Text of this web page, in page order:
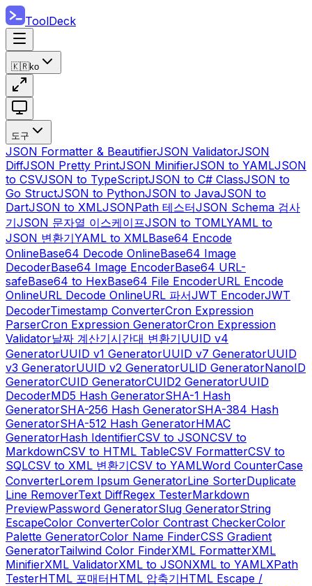
ToolDeck
🇰🇷ko
도구
JSON Formatter & BeautifierJSON ValidatorJSON
DiffJSON Pretty PrintJSON MinifierJSON to YAMLJSON
to CSVJSON to TypeScriptJSON to C# ClassJSON to
Go StructJSON to PythonJSON to JavaJSON to
DartJSON to XMLJSONPath 테스터JSON Schema 검사
기JSON 문자열 이스케이프JSON to TOMLYAML to
JSON 변환기YAML to XMLBase64 Encode
OnlineBase64 Decode OnlineBase64 Image
DecoderBase64 Image EncoderBase64 URL-
safeBase64 to HexBase64 File EncoderURL Encode
OnlineURL Decode OnlineURL 파서JWT EncoderJWT
DecoderTimestamp ConverterCron Expression
ParserCron Expression GeneratorCron Expression
Validator날짜 계산기시간대 변환기UUID v4
GeneratorUUID v1 GeneratorUUID v7 GeneratorUUID
v3 GeneratorUUID v2 GeneratorULID GeneratorNanoID
GeneratorCUID GeneratorCUID2 GeneratorUUID
DecoderMD5 Hash GeneratorSHA-1 Hash
GeneratorSHA-256 Hash GeneratorSHA-384 Hash
GeneratorSHA-512 Hash GeneratorHMAC
GeneratorHash IdentifierCSV to JSONCSV to
MarkdownCSV to HTML TableCSV FormatterCSV to
SQLCSV to XML 변환기CSV to YAMLWord CounterCase
ConverterLorem Ipsum GeneratorLine SorterDuplicate
Line RemoverText DiffRegex TesterMarkdown
PreviewPassword GeneratorSlug GeneratorString
EscapeColor ConverterColor Contrast CheckerColor
Palette GeneratorColor Name FinderCSS Gradient
GeneratorTailwind Color FinderXML FormatterXML
MinifierXML ValidatorXML to JSONXML to YAMLXPath
TesterHTML 포매터HTML 압축기HTML Escape /